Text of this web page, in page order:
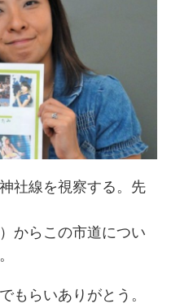
社線を視察する。先
からこの市道につい
もらいありがとう。